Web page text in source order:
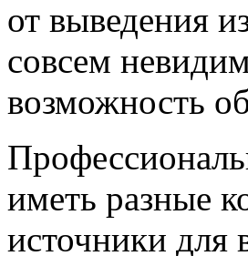
от выведения
совсем
возможность
иметь разные
источники для